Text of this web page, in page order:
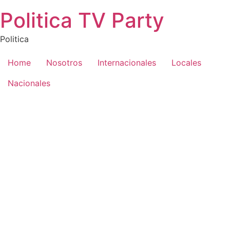
al
contenido
Politica TV Party
Politica
Home Nosotros Internacionales
Locales
Nacionales